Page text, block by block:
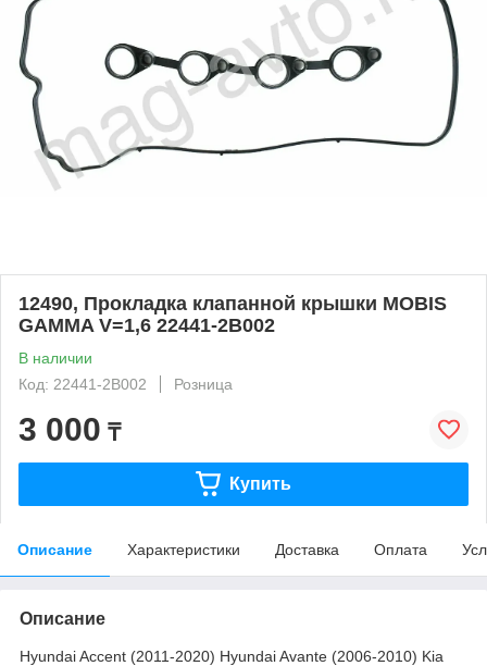
12490, Прокладка клапанной крышки MOBIS
GAMMA V=1,6 22441-2B002
В наличии
Код: 22441-2B002
Розница
3 000 ₸
Купить
Описание Характеристики Доставка Оплата
Описание
Hyundai Accent (2011-2020) Hyundai Avante (2006-2010) Kia